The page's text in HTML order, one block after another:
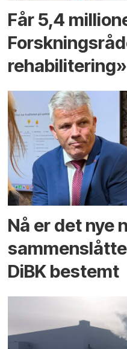
Får 5,4
rehabilitering»
Nå er det nye
DiBK bestemt